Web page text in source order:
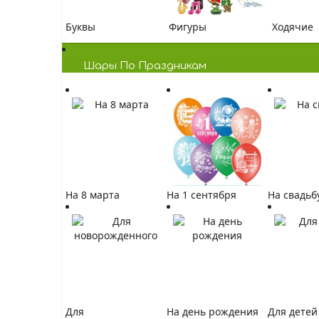
Буквы Фигуры Ходячие
Шары По Праздникам
На 8 марта На 1 сентября На
Для На день рождения Для детей